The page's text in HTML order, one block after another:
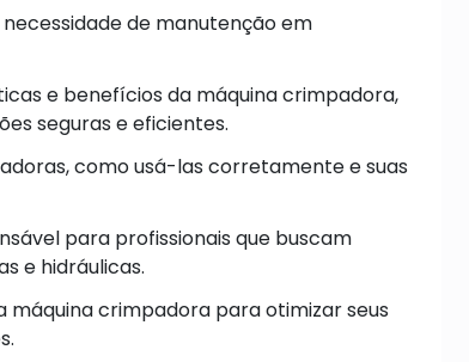
de manutenção em
e benefícios da máquina crimpadora,
seguras e eficientes.
como usá-las corretamente e suas
para profissionais que buscam
e hidráulicas.
máquina crimpadora para otimizar seus